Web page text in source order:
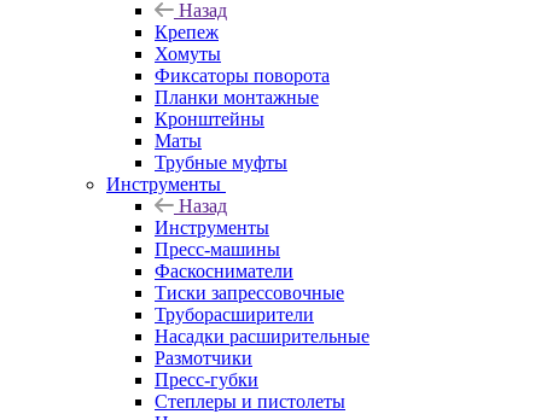
Назад
Крепеж
Хомуты
Фиксаторы поворота
Планки монтажные
Кронштейны
Маты
Трубные муфты
Инструменты
Назад
Инструменты
Пресс-машины
Фаскосниматели
Тиски запрессовочные
Труборасширители
Насадки расширительные
Размотчики
Пресс-губки
Степлеры и пистолеты